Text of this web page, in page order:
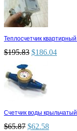
Теплосчетчик
$195.83 $186.04
Счетчик воды
$65.87 $62.58